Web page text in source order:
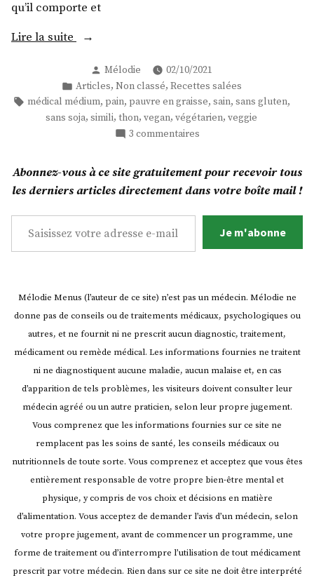
qu’il comporte et
Lire la suite
« Tartines
pain
sans
gluten
levure
vegan!
(2
recettes) »
Publié
par
Mélodie
02/10/2021
Publié
dans
Articles, Non classé, Recettes salées
Étiquettes :
médical médium, pain, pauvre en graisse, sain, sans gluten,
sans soja, simili, thon, vegan, végétarien, veggie
3 commentairessur
pain
sans
vegan!
(2
recettes)
Abonnez-vous à ce site gratuitement pour recevoir tous
les derniers articles directement dans votre boîte mail !
Saisissez votre adresse e-mail…
Je m'abonne
Mélodie Menus (l’auteur de ce site) n’est pas un médecin. Mélodie ne
donne pas de conseils ou de traitements médicaux, psychologiques ou
autres, et ne fournit ni ne prescrit aucun diagnostic, traitement,
médicament ou remède médical. Les informations fournies ne traitent
ni ne diagnostiquent aucune maladie, aucun malaise et, en cas
d’apparition de tels problèmes, les visiteurs doivent consulter leur
médecin agréé ou un autre praticien, selon leur propre jugement.
Vous comprenez que les informations fournies sur ce site ne
remplacent pas les soins de santé, les conseils médicaux ou
nutritionnels de toute sorte. Vous comprenez et acceptez que vous êtes
entièrement responsable de votre propre bien-être mental et
physique, y compris de vos choix et décisions en matière
d’alimentation. Vous acceptez de demander l’avis d’un médecin, selon
votre propre jugement, avant de commencer un programme, une
forme de traitement ou d’interrompre l’utilisation de tout médicament
prescrit par votre médecin. Rien dans sur ce site ne doit être interprété